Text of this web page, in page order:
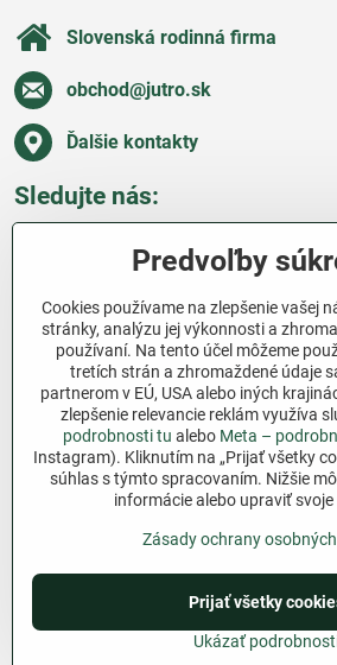
Slovenská rodinná firma
obchod​@jutro​.sk
Ďalšie kontakty
Sledujte nás:
Všetko o nákupe
Ďakujeme za podporu
Sme slovenský e-shop bez
vďaka vám – ľuďom, ktorí veria
lásku k pôde​. Každý nákup na
pokračovať v tom, čo má
záhradkárom zadarmo a
©2026Copyright
Predvoľby súkromiaZásady ochrany
Podmienky
Vytvorené pomocou:
Predvoľby
Cookies používame na zlepšenie vašej
stránky, analýzu jej výkonnosti a
používaní. Na tento účel môžeme
tretích strán a zhromaždené údaje
partnerom v EÚ, USA alebo iných
zlepšenie relevancie reklám využíva
podrobnosti tu alebo Meta –
Instagram). Kliknutím na „Prijať všetky
súhlas s týmto spracovaním. Nižšie
informácie alebo upraviť svoje
Zásady ochrany
Ukázať
Prijať všetky